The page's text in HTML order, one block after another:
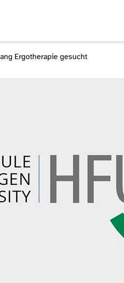
Ergotherapie gesucht